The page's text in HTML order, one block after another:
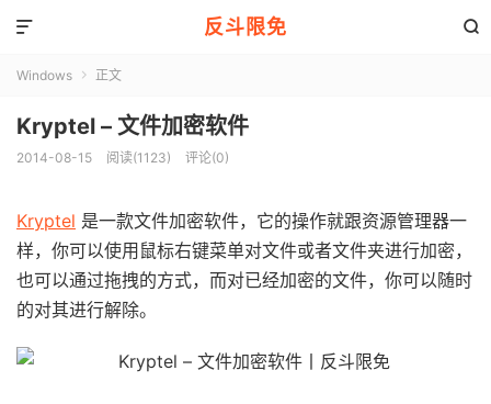
反斗限免 

Windows  正文
Kryptel – 文件加密软件
2014-08-15 阅读(1123) 评论(0)
Kryptel 是一款文件加密软件，它的操作就跟资源管理器一
样，你可以使用鼠标右键菜单对文件或者文件夹进行加密，
也可以通过拖拽的方式，而对已经加密的文件，你可以随时
的对其进行解除。